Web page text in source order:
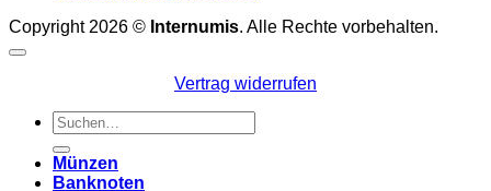
Copyright 2026 © Internumis. Alle Rechte vorbehalten.
Vertrag widerrufen
Suchen
nach:
Münzen
Banknoten